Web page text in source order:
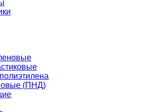
(ПНД)